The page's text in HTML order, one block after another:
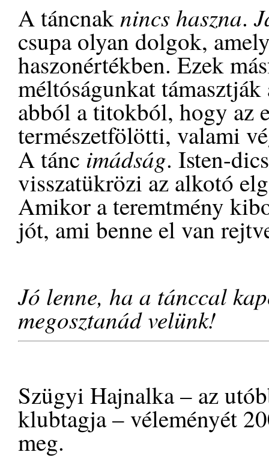
A táncnaknincs haszna.
csupa olyan dolgok,
haszonértékben. Ezek
méltóságunkat
abból a titokból, hogy az
természetfölötti, valami
A tánc imádság. Isten-
visszatükrözi az alkotó
Amikor a teremtmény
jót, ami benne el van
Jó lenne, ha a tánccal
megosztanád velünk!
Szügyi Hajnalka – az
klubtagja – véleményét
meg.